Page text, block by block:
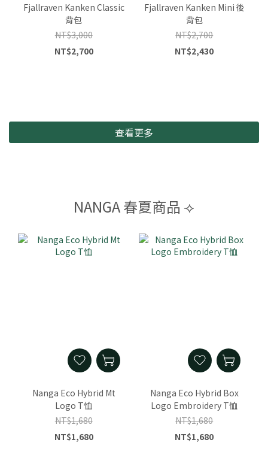
Fjallraven Kanken Classic
背包
NT$3,000
NT$2,700
Fjallraven Kanken Mini 後
背包
NT$2,700
NT$2,430
查看更多
NANGA 春夏商品 ⟢
Nanga Eco Hybrid Mt
Logo T恤
NT$1,680
NT$1,680
Nanga Eco Hybrid Box
Logo Embroidery T恤
NT$1,680
NT$1,680